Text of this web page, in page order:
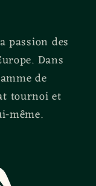
passion des
Dans
de
tournoi et
même.